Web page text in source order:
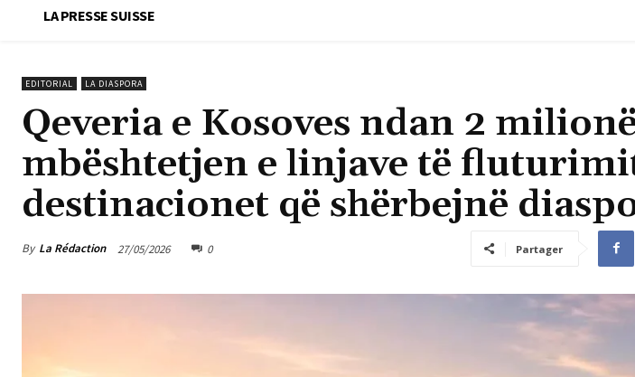
LA PRESSE SUISSE
EDITORIAL LA DIASPORA
Qeveria e Kosoves ndan 2
mbështetjen e linjave të
destinacionet që shërbejnë
By La Rédaction 27/05/2026 0 Partager